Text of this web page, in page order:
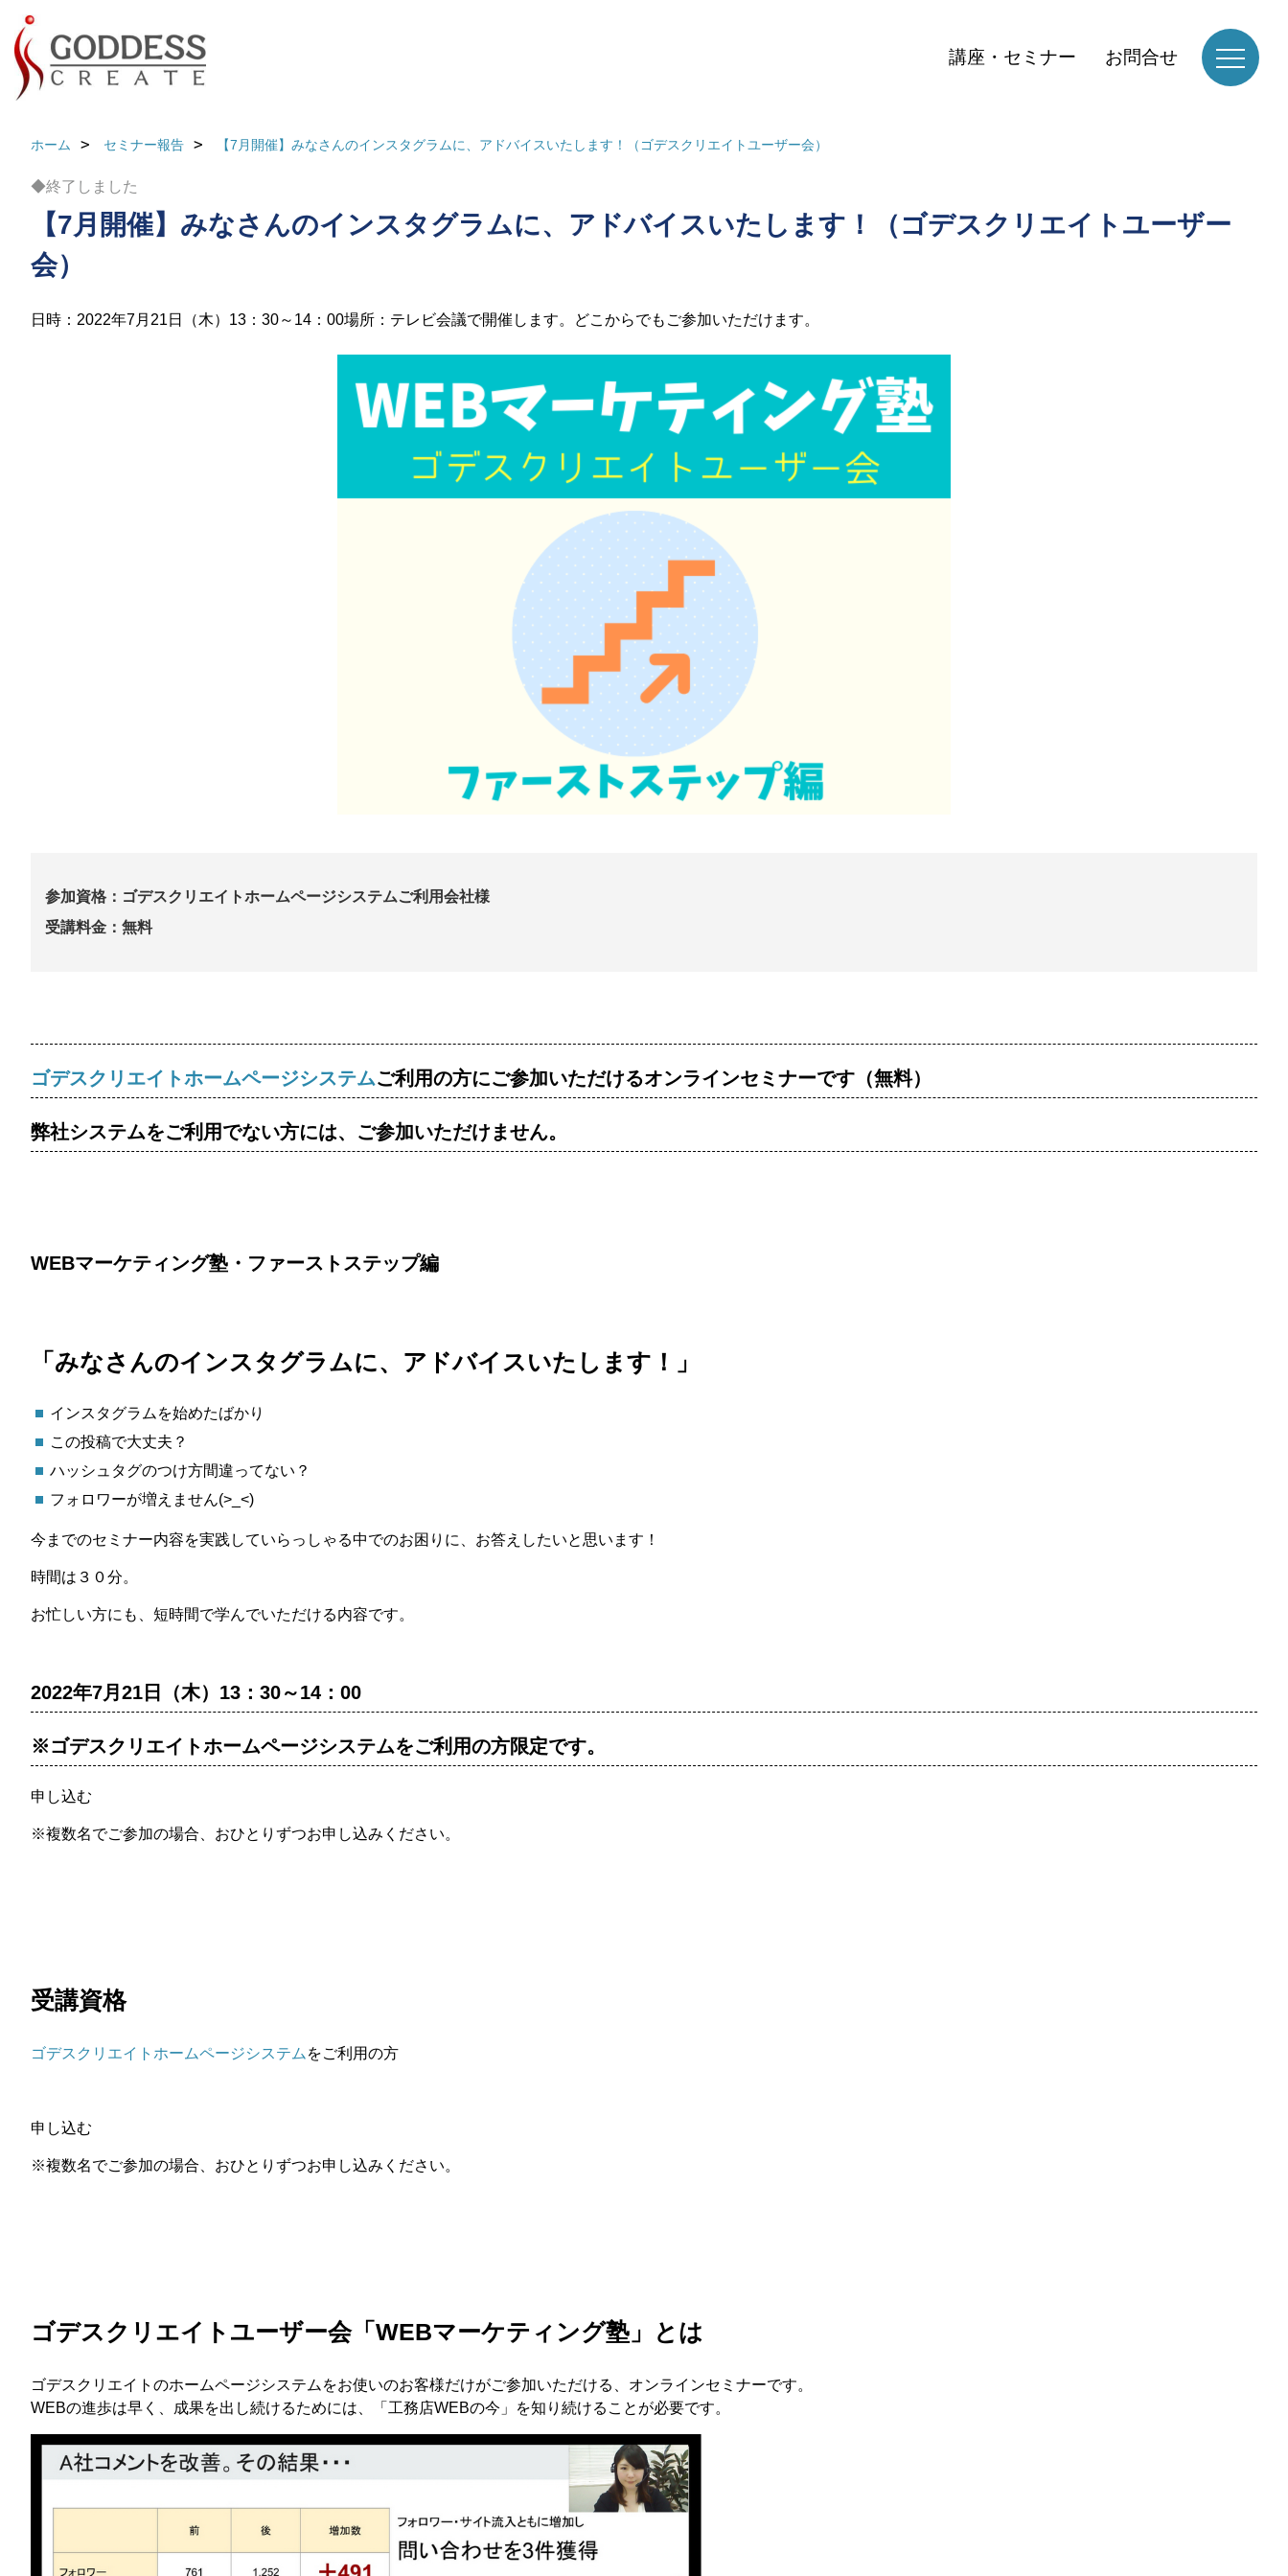
講座・セミナー お問合せ
ホーム セミナー報告 【7月開催】みなさんのインスタグラムに、アドバイスいたします！（ゴデスクリエイトユーザー会）
◆終了しました
【7月開催】みなさんのインスタグラムに、アドバイスいたします！（ゴデスクリエイトユーザー
会）
日時：2022年7月21日（木）13：30～14：00場所：テレビ会議で開催します。どこからでもご参加いただけます。
参加資格：ゴデスクリエイトホームページシステムご利用会社様
受講料金：無料
ゴデスクリエイトホームページシステムご利用の方にご参加いただけるオンラインセミナーです（無料）
弊社システムをご利用でない方には、ご参加いただけません。
WEBマーケティング塾・ファーストステップ編
「みなさんのインスタグラムに、アドバイスいたします！」
インスタグラムを始めたばかり
この投稿で大丈夫？
ハッシュタグのつけ方間違ってない？
フォロワーが増えません(>_<)
今までのセミナー内容を実践していらっしゃる中でのお困りに、お答えしたいと思います！
時間は３０分。
お忙しい方にも、短時間で学んでいただける内容です。
2022年7月21日（木）13：30～14：00
※ゴデスクリエイトホームページシステムをご利用の方限定です。
申し込む
※複数名でご参加の場合、おひとりずつお申し込みください。
受講資格
ゴデスクリエイトホームページシステム をご利用の方
申し込む
※複数名でご参加の場合、おひとりずつお申し込みください。
ゴデスクリエイトユーザー会「WEBマーケティング塾」とは
ゴデスクリエイトのホームページシステムをお使いのお客様だけがご参加いただける、オンラインセミナーです。
WEBの進歩は早く、成果を出し続けるためには、「工務店WEBの今」を知り続けることが必要です。